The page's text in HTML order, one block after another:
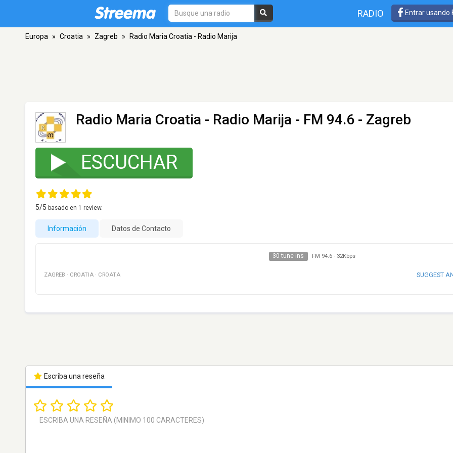
RADIO Entrar usando
Europa » Croatia » Zagreb » Radio Maria Croatia - Radio Marija
Radio Maria Croatia - Radio Marija - FM 94.6 - Zagreb
ESCUCHAR
5/5 basado en 1 review.
Información Datos de Contacto
30 tune ins FM 94.6- 32Kbps
ZAGREB · CROATIA · CROATA SUGGEST
Escriba una reseña